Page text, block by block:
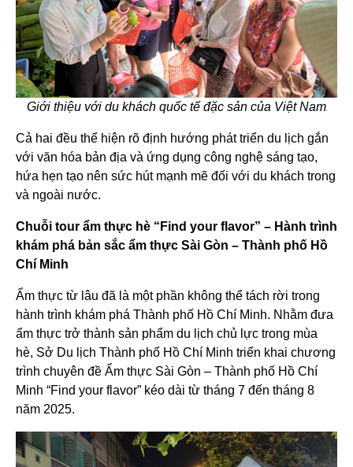
Giới thiệu với du khách quốc tế đặc sản của Việt Nam
Cả hai đều thể hiện rõ định hướng phát triển du lịch gắn
với văn hóa bản địa và ứng dụng công nghệ sáng tạo,
hứa hẹn tạo nên sức hút mạnh mẽ đối với du khách trong
và ngoài nước.
Chuỗi tour ẩm thực hè “Find your flavor” – Hành trình
khám phá bản sắc ẩm thực Sài Gòn – Thành phố Hồ
Chí Minh
Ẩm thực từ lâu đã là một phần không thể tách rời trong
hành trình khám phá Thành phố Hồ Chí Minh. Nhằm đưa
ẩm thực trở thành sản phẩm du lịch chủ lực trong mùa
hè, Sở Du lịch Thành phố Hồ Chí Minh triển khai chương
trình chuyên đề Ẩm thực Sài Gòn – Thành phố Hồ Chí
Minh “Find your flavor” kéo dài từ tháng 7 đến tháng 8
năm 2025.